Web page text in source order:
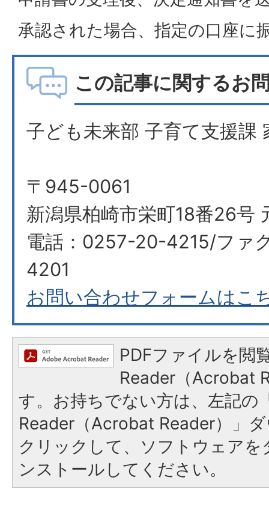
承認された場合、指定の口座に
この記事に関するお
子ども未来部 子育て支援課
〒945-0061
新潟県柏崎市栄町18番26号
電話：0257-20-4215/ファ
4201
お問い合わせフォームはこ
PDFファイルを閲
Reader（Acrobat
す。お持ちでない方は、左記の
Reader（Acrobat Reader）」
クリックして、ソフトウェア
ンストールしてください。